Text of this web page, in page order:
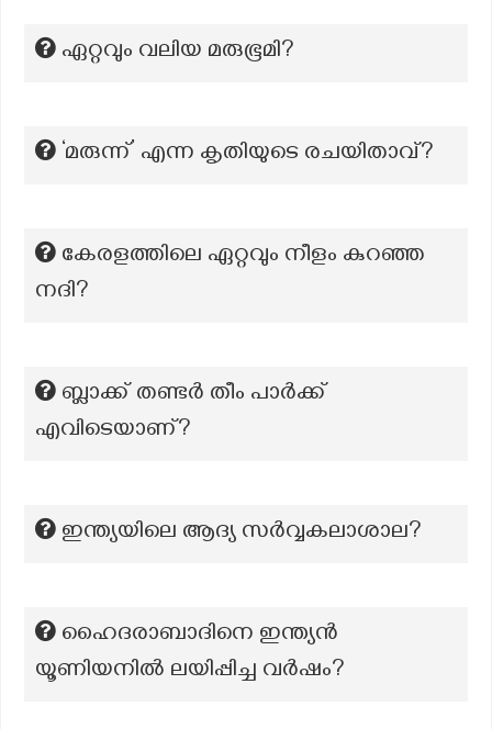
ഏറ്റവും വലിയ മരുഭൂമി?
‘മരുന്ന്’ എന്ന കൃതിയുടെ രചയിതാവ്?
കേരളത്തിലെ ഏറ്റവും നീളം കുറഞ്ഞ
നദി?
ബ്ലാക്ക് തണ്ടർ തീം പാർക്ക്
എവിടെയാണ്?
ഇന്ത്യയിലെ ആദ്യ സർവ്വകലാശാല?
ഹൈദരാബാദിനെ ഇന്ത്യന്‍
യൂണിയനില്‍ ലയിപ്പിച്ച വര്‍ഷം?